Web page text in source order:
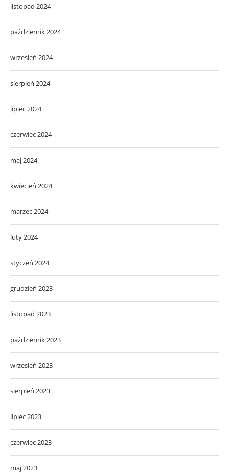
listopad 2024
październik 2024
wrzesień 2024
sierpień 2024
lipiec 2024
czerwiec 2024
maj 2024
kwiecień 2024
marzec 2024
luty 2024
styczeń 2024
grudzień 2023
listopad 2023
październik 2023
wrzesień 2023
sierpień 2023
lipiec 2023
czerwiec 2023
maj 2023